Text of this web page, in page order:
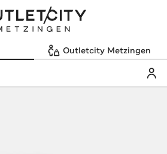
Outletcity Metzingen